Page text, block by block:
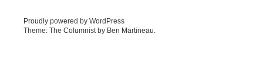
Proudly powered by WordPress
Theme: The Columnist by Ben Martineau.